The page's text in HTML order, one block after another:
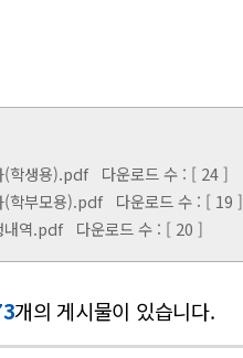
(학생용).pdf다운로드 수 : [ 24 ]
(학부모용).pdf다운로드 수 : [ 19 ]
내역.pdf다운로드 수 : [ 20 ]
개의 게시물이 있습니다.